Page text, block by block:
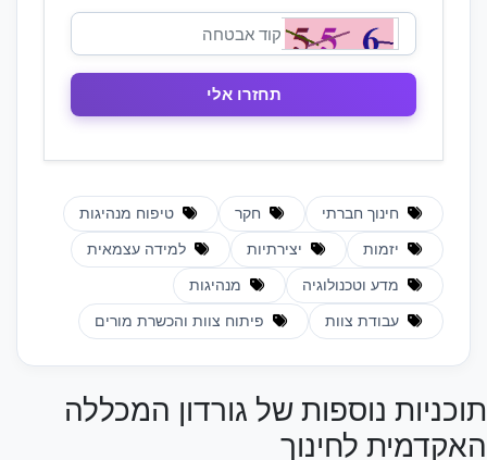
חינוך חברתי חקר טיפוח מנהיגות
יזמות יצירתיות למידה עצמאית
מדע וטכנולוגיה מנהיגות
עבודת צוות פיתוח צוות והכשרת מורים
תוכניות נוספות של גורדון המכללה
האקדמית לחינוך